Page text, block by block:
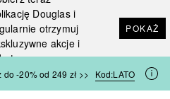
Douglas i
otrzymuj
akcje i
POKAŻ
-20% od 249 zł >> Kod:LATO